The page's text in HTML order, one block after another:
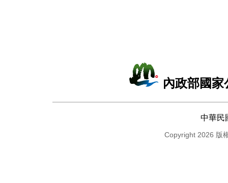
內政部國
中華民
Copyright 2026 版